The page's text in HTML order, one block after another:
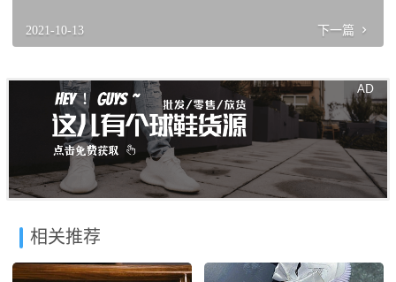
2021-10-13 下一篇
相关推荐